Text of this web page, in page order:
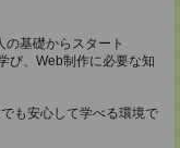
の基礎からスタート
び、Web制作に必要な知
も安心して学べる環境で